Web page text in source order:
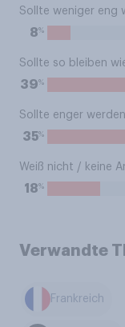
Sollte weniger eng
8%
Sollte so bleiben
39%
Sollte enger werden
35%
Weiß nicht / keine
18%
Verwandte
Frankreich